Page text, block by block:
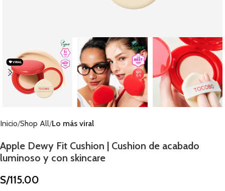
Inicio Shop All Lo más viral
Apple Dewy Fit Cushion | Cushion de acabado
luminoso y con skincare
S/115.00